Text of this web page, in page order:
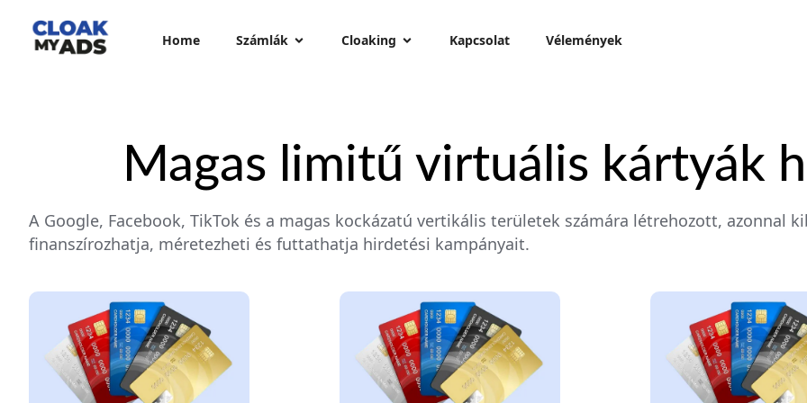
Home Számlák Cloaking Kapcsolat Vélemények
Magas limitű virtuális kártyák
A Google, Facebook, TikTok és a magas kockázatú vertikális területek számára létrehozott, azonnal
finanszírozhatja, méretezheti és futtathatja hirdetési kampányait.